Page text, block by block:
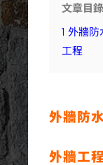
文章目錄
1 外牆防
工程
外牆防
外牆工程